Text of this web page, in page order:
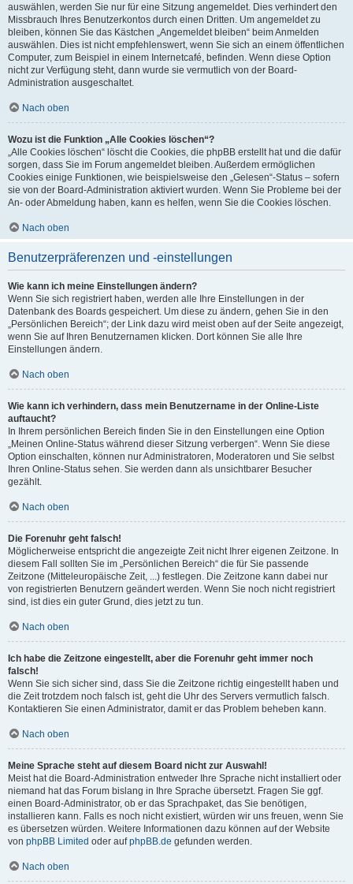
auswählen, werden Sie nur für eine Sitzung angemeldet. Dies verhindert den
Missbrauch Ihres Benutzerkontos durch einen Dritten. Um angemeldet zu
bleiben, können Sie das Kästchen „Angemeldet bleiben“ beim Anmelden
auswählen. Dies ist nicht empfehlenswert, wenn Sie sich an einem öffentlichen
Computer, zum Beispiel in einem Internetcafé, befinden. Wenn diese Option
nicht zur Verfügung steht, dann wurde sie vermutlich von der Board-
Administration ausgeschaltet.
Nach oben
Wozu ist die Funktion „Alle Cookies löschen“?
„Alle Cookies löschen“ löscht die Cookies, die phpBB erstellt hat und die dafür
sorgen, dass Sie im Forum angemeldet bleiben. Außerdem ermöglichen
Cookies einige Funktionen, wie beispielsweise den „Gelesen“-Status – sofern
sie von der Board-Administration aktiviert wurden. Wenn Sie Probleme bei der
An- oder Abmeldung haben, kann es helfen, wenn Sie die Cookies löschen.
Nach oben
Benutzerpräferenzen und -einstellungen
Wie kann ich meine Einstellungen ändern?
Wenn Sie sich registriert haben, werden alle Ihre Einstellungen in der
Datenbank des Boards gespeichert. Um diese zu ändern, gehen Sie in den
„Persönlichen Bereich“; der Link dazu wird meist oben auf der Seite angezeigt,
wenn Sie auf Ihren Benutzernamen klicken. Dort können Sie alle Ihre
Einstellungen ändern.
Nach oben
Wie kann ich verhindern, dass mein Benutzername in der Online-Liste
auftaucht?
In Ihrem persönlichen Bereich finden Sie in den Einstellungen eine Option
„Meinen Online-Status während dieser Sitzung verbergen“. Wenn Sie diese
Option einschalten, können nur Administratoren, Moderatoren und Sie selbst
Ihren Online-Status sehen. Sie werden dann als unsichtbarer Besucher
gezählt.
Nach oben
Die Forenuhr geht falsch!
Möglicherweise entspricht die angezeigte Zeit nicht Ihrer eigenen Zeitzone. In
diesem Fall sollten Sie im „Persönlichen Bereich“ die für Sie passende
Zeitzone (Mitteleuropäische Zeit, ...) festlegen. Die Zeitzone kann dabei nur
von registrierten Benutzern geändert werden. Wenn Sie noch nicht registriert
sind, ist dies ein guter Grund, dies jetzt zu tun.
Nach oben
Ich habe die Zeitzone eingestellt, aber die Forenuhr geht immer noch
falsch!
Wenn Sie sich sicher sind, dass Sie die Zeitzone richtig eingestellt haben und
die Zeit trotzdem noch falsch ist, geht die Uhr des Servers vermutlich falsch.
Kontaktieren Sie einen Administrator, damit er das Problem beheben kann.
Nach oben
Meine Sprache steht auf diesem Board nicht zur Auswahl!
Meist hat die Board-Administration entweder Ihre Sprache nicht installiert oder
niemand hat das Forum bislang in Ihre Sprache übersetzt. Fragen Sie ggf.
einen Board-Administrator, ob er das Sprachpaket, das Sie benötigen,
installieren kann. Falls es noch nicht existiert, würden wir uns freuen, wenn Sie
es übersetzen würden. Weitere Informationen dazu können auf der Website
von phpBB Limited oder aufphpBB.de gefunden werden.
Nach oben